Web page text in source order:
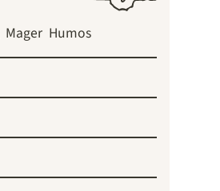
Mager Humos